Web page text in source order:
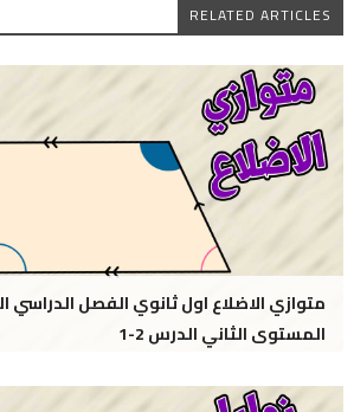
RELATED ARTICLES
المستوى الثاني الدرس 2-1